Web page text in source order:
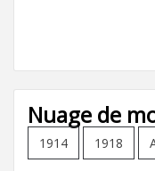
Nuage de
1914 1918